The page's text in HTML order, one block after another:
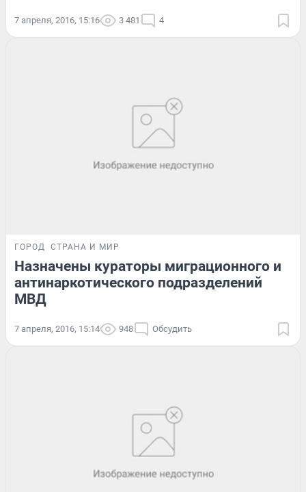
7 апреля, 2016, 15:16 3 481 4
ГОРОД СТРАНА И МИР
Назначены кураторы миграционного и
антинаркотического подразделений
МВД
7 апреля, 2016, 15:14 948 Обсудить